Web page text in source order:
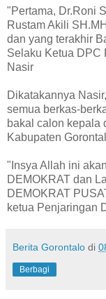
"Pertama, Dr.Roni
Rustam Akili
dan yang terakhir
Selaku Ketua DPC
Nasir
Dikatakannya
semua berkas-
bakal calon kepala
Kabupaten
"Insya Allah ini
DEMOKRAT dan
DEMOKRAT
ketua Penjaringan
Berita Gorontalo di
Berbagi